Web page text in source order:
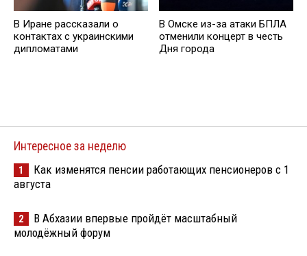
В Иране рассказали о
контактах с украинскими
дипломатами
В Омске из-за атаки БПЛА
отменили концерт в честь
Дня города
Интересное за неделю
1
Как изменятся пенсии работающих пенсионеров с 1
августа
2
В Абхазии впервые пройдёт масштабный
молодёжный форум